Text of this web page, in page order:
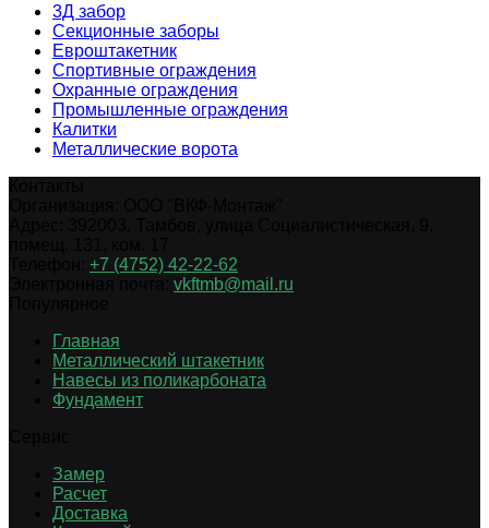
3Д забор
Секционные заборы
Евроштакетник
Спортивные ограждения
Охранные ограждения
Промышленные ограждения
Калитки
Металлические ворота
+7 (4752) 42-22-62
vkftmb@mail.ru
Главная
Металлический штакетник
Навесы из поликарбоната
Фундамент
Замер
Расчет
Доставка